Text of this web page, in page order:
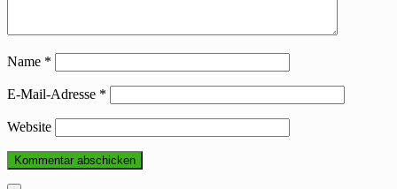
Name *
E-Mail-Adresse *
Website